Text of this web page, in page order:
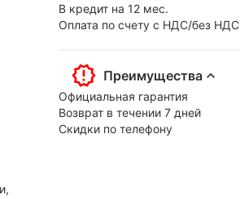
В кредит на 12 мес.
Оплата по счету с НДС/без НДС
Преимущества
Официальная гарантия
Возврат в течении 7 дней
Скидки по телефону